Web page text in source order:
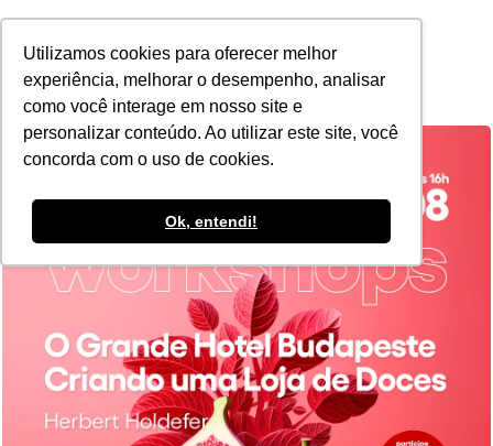
Utilizamos cookies para oferecer melhor
experiência, melhorar o desempenho, analisar
como você interage em nosso site e
personalizar conteúdo. Ao utilizar este site, você
concorda com o uso de cookies.
Ok, entendi!
POR